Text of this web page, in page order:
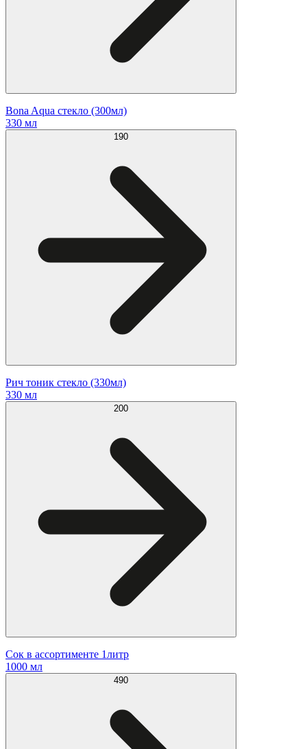
Bona Aqua стекло (300мл)
330 мл
190
Рич тоник стекло (330мл)
330 мл
200
Сок в ассортименте 1литр
1000 мл
490